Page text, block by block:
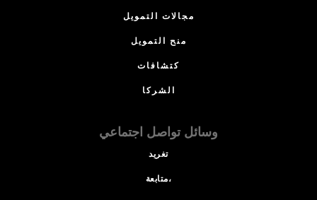
مجالات التمويل
منح التمويل
كتشافات
الشركا
وسائل تواصل اجتماعي
تغريد
متابعة،